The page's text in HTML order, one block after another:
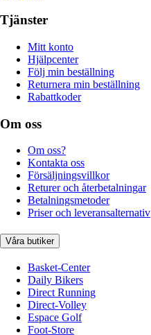
Tjänster
Mitt konto
Hjälpcenter
Följ min beställning
Returnera min beställning
Rabattkoder
Om oss
Om oss?
Kontakta oss
Försäljningsvillkor
Returer och återbetalningar
Betalningsmetoder
Priser och leveransalternativ
Våra butiker
Basket-Center
Daily Bikers
Direct Running
Direct-Volley
Espace Golf
Foot-Store